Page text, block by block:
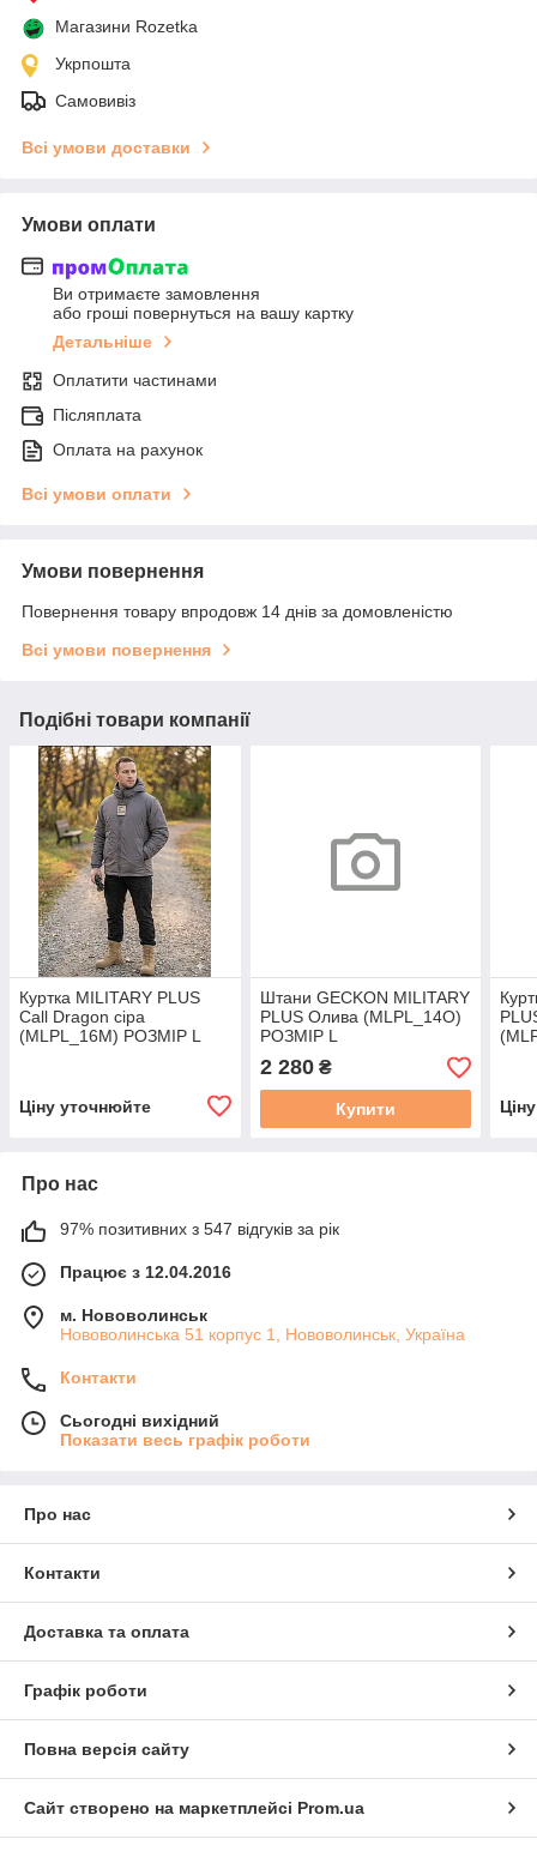
Магазини Rozetka
Укрпошта
Самовивіз
Всі умови доставки
Умови оплати
Ви отримаєте замовлення
або гроші повернуться на вашу картку
Детальніше
Оплатити частинами
Післяплата
Оплата на рахунок
Всі умови оплати
Умови повернення
Повернення товару впродовж 14 днів за домовленістю
Всі умови повернення
Подібні товари компанії
Куртка MILITARY PLUS
Call Dragon сіра
(MLPL_16M) РОЗМІР L
Ціну уточнюйте
Штани GECKON MILITARY
PLUS Олива (MLPL_14O)
РОЗМІР L
2 280₴
Купити
Про нас
97% позитивних з 547 відгуків за рік
Працює з 12.04.2016
м. Нововолинськ
Нововолинська 51 корпус 1, Нововолинськ, Україна
Контакти
Сьогодні вихідний
Показати весь графік роботи
Про нас
Контакти
Доставка та оплата
Графік роботи
Повна версія сайту
Сайт створено на маркетплейсі Prom.ua